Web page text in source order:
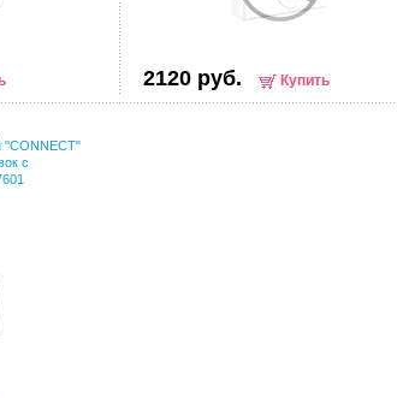
2120 руб. Купить
"CONNECT"
с